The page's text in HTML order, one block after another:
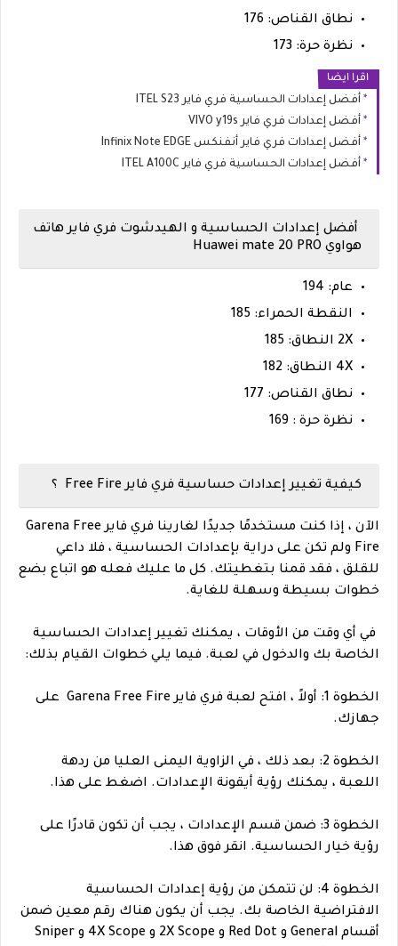
نطاق القناص: 176
نظرة حرة: 173
اقرا ايضا
أفضل إعدادات الحساسية فري فاير ITEL S23
أفضل إعدادات فري فاير VIVO y19s
أفضل إعدادات فري فاير أنفنكس Infinix Note EDGE
أفضل إعدادات الحساسية فري فاير ITEL A100C
أفضل إعدادات الحساسية و الهيدشوت فري فاير هاتف
هواوي Huawei mate 20 PRO
عام: 194
النقطة الحمراء: 185
2X النطاق: 185
4X النطاق: 182
نطاق القناص: 177
نظرة حرة : 169
كيفية تغيير إعدادات حساسية فري فاير Free Fire ؟
الآن ، إذا كنت مستخدمًا جديدًا لغارينا فري فاير Garena Free
Fire ولم تكن على دراية بإعدادات الحساسية ، فلا داعي
للقلق ، فقد قمنا بتغطيتك. كل ما عليك فعله هو اتباع بضع
خطوات بسيطة وسهلة للغاية.
في أي وقت من الأوقات ، يمكنك تغيير إعدادات الحساسية
الخاصة بك والدخول في لعبة. فيما يلي خطوات القيام بذلك:
الخطوة 1: أولاً ، افتح لعبة فري فاير Garena Free Fire على
جهازك.
الخطوة 2: بعد ذلك ، في الزاوية اليمنى العليا من ردهة
اللعبة ، يمكنك رؤية أيقونة الإعدادات. اضغط على هذا.
الخطوة 3: ضمن قسم الإعدادات ، يجب أن تكون قادرًا على
رؤية خيار الحساسية. انقر فوق هذا.
الخطوة 4: لن تتمكن من رؤية إعدادات الحساسية
الافتراضية الخاصة بك. يجب أن يكون هناك رقم معين ضمن
أقسام General و Red Dot و 2X Scope و 4X Scope و Sniper